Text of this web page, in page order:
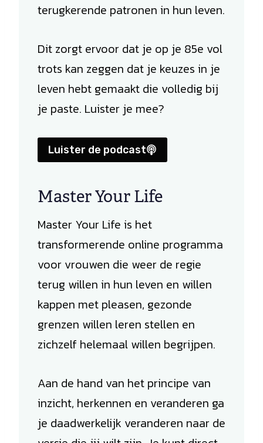
terugkerende patronen in hun leven.
Dit zorgt ervoor dat je op je 85e vol
trots kan zeggen dat je keuzes in je
leven hebt gemaakt die volledig bij
je paste. Luister je mee?
Luister de podcast
Master Your Life
Master Your Life is het
transformerende online programma
voor vrouwen die weer de regie
terug willen in hun leven en willen
kappen met pleasen, gezonde
grenzen willen leren stellen en
zichzelf helemaal willen begrijpen.
Aan de hand van het principe van
inzicht, herkennen en veranderen ga
je daadwerkelijk veranderen naar de